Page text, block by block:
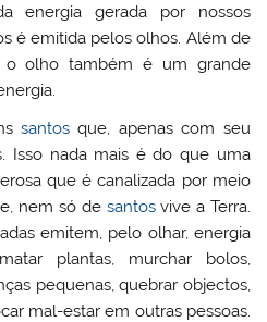
energia gerada por nossos
é emitida pelos olhos. Além de
o olho também é um grande
santos que, apenas com seu
Isso nada mais é do que uma
que é canalizada por meio
nem só de santosvive a Terra.
emitem, pelo olhar, energia
plantas, murchar bolos,
pequenas, quebrar objectos,
mal-estar em outras pessoas.